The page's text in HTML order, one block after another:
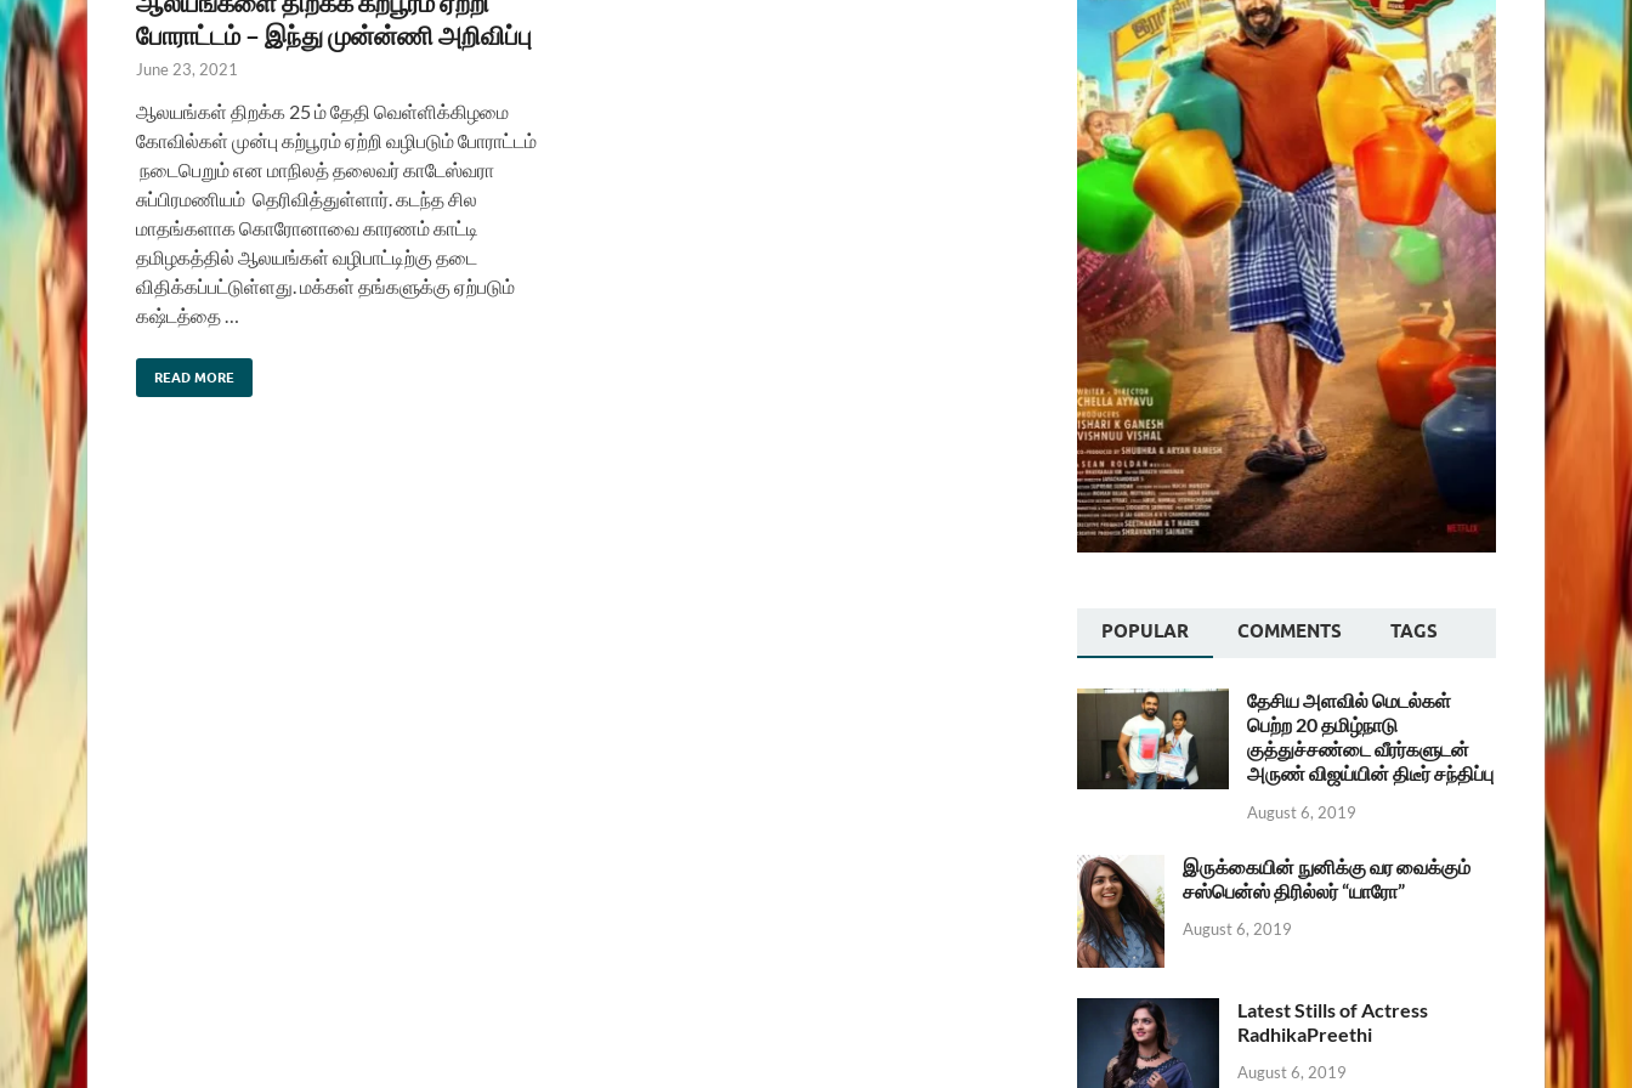
போராட்டம் – இந்து முன்ன்ணி அறிவிப்பு
June 23, 2021
ஆலயங்கள் திறக்க 25 ம் தேதி வெள்ளிக்கிழமை
கோவில்கள் முன்பு கற்பூரம் ஏற்றி வழிபடும் போராட்டம்
நடைபெறும் என மாநிலத் தலைவர் காடேஸ்வரா
சுப்பிரமணியம் தெரிவித்துள்ளார். கடந்த சில
மாதங்களாக கொரோனாவை காரணம் காட்டி
தமிழகத்தில் ஆலயங்கள் வழிபாட்டிற்கு தடை
விதிக்கப்பட்டுள்ளது. மக்கள் தங்களுக்கு ஏற்படும்
கஷ்டத்தை …
READ MORE
POPULAR COMMENTS TAGS
தேசிய அளவில் மெடல்கள்
பெற்ற 20 தமிழ்நாடு
குத்துச்சண்டை வீரர்களுடன்
அருண் விஜய்யின் திடீர் சந்திப்பு
August 6, 2019
இருக்கையின் நுனிக்கு வர வைக்கும்
சஸ்பென்ஸ் திரில்லர் “யாரோ”
August 6, 2019
Latest Stills of Actress
RadhikaPreethi
August 6, 2019